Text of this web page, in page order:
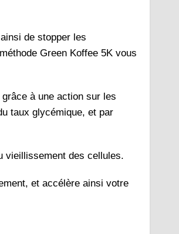
de stopper les
Green Koffee 5K vous
à une action sur les
taux glycémique, et par
vieillissement des cellules.
et accélère ainsi votre